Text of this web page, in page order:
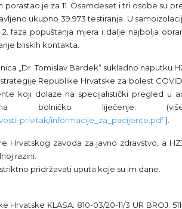
je za 11. Osamdeset i tri osobe su
ukupno 39.973 testiranja. U
faza popuštanja mjera i dalje najbolja
bliskih kontakta.
„Dr. Tomislav Bardek“ sukladno naputku
Republike Hrvatske za bolest
koji dolaze na specijalistički pregled u
bolničko liječenje.
privitak/informacije_za_pacijente.pdf).
Hrvatskog zavoda za javno zdravstvo, a
razini.
pridržavati uputa koje su im dane.
KLASA: 810-03/20-11/3 UR BROJ: